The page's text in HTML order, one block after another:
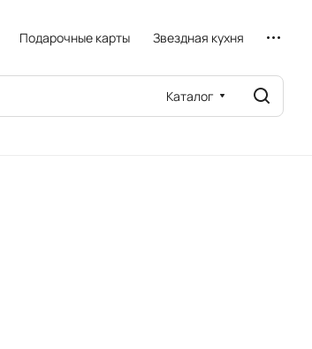
Подарочные карты Звездная кухня
Каталог